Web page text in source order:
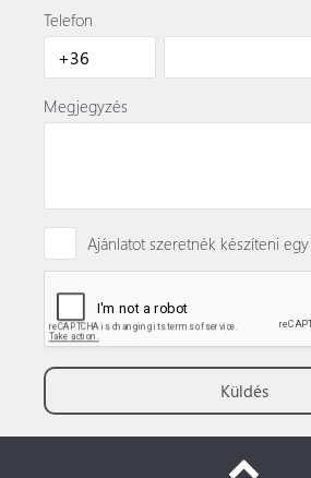
Telefon
Megjegyzés
Ajánlatot szeretnék készíteni